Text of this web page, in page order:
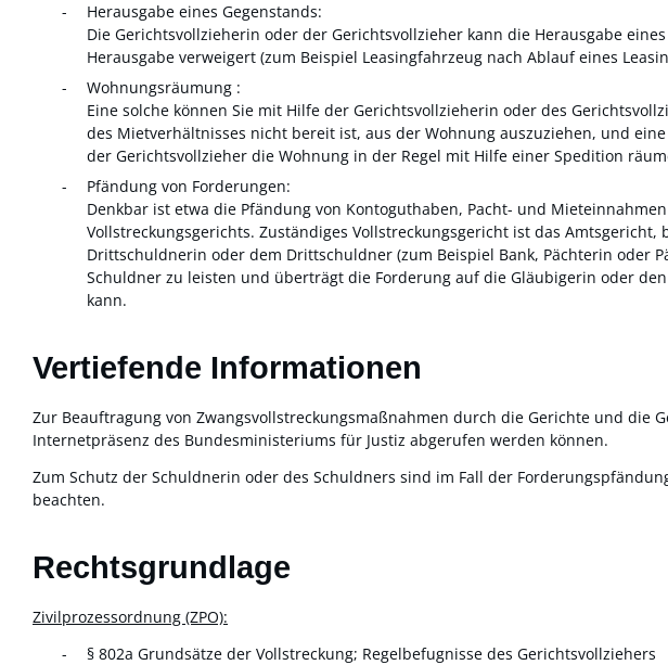
Herausgabe eines Gegenstands:
Die Gerichtsvollzieherin oder der Gerichtsvollzieher kann die Herausgabe
Herausgabe verweigert (zum Beispiel Leasingfahrzeug nach Ablauf eines
Wohnungsräumung :
Eine solche können Sie mit Hilfe der Gerichtsvollzieherin oder des
des Mietverhältnisses nicht bereit ist, aus der Wohnung auszuziehen, und
der Gerichtsvollzieher die Wohnung in der Regel mit Hilfe einer Spedition
Pfändung von Forderungen:
Denkbar ist etwa die Pfändung von Kontoguthaben, Pacht- und
Vollstreckungsgerichts. Zuständiges Vollstreckungsgericht ist das
Drittschuldnerin oder dem Drittschuldner (zum Beispiel Bank, Pächterin oder
Schuldner zu leisten und überträgt die Forderung auf die Gläubigerin oder
kann.
Vertiefende Informationen
Zur Beauftragung von Zwangsvollstreckungsmaßnahmen durch die Gerichte und die
Internetpräsenz des Bundesministeriums für Justiz abgerufen werden können.
Zum Schutz der Schuldnerin oder des Schuldners sind im Fall der
beachten.
Rechtsgrundlage
Zivilprozessordnung (ZPO):
§ 802a Grundsätze der Vollstreckung; Regelbefugnisse des Gerichtsvollziehers